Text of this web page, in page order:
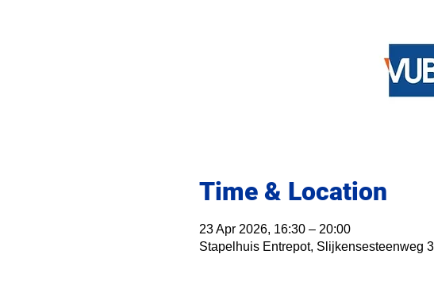
Time & Location
23 Apr 2026, 16:30 – 20:00
Stapelhuis Entrepot, Slijkensesteenweg